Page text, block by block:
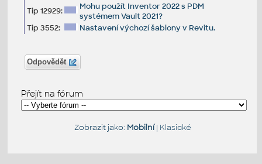
Tip 12929:
Mohu použít Inventor 2022 s PDM
systémem Vault 2021?
Tip 3552:
Nastavení výchozí šablony v Revitu.
Odpovědět
Přejít na fórum
Zobrazit jako: Mobilní| Klasické